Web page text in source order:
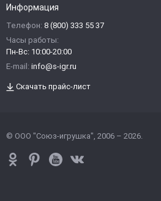
Информация
Телефон: 8 (800) 333 55 37
Часы работы:
Пн-Вс: 10:00-20:00
E-mail: info@s-igr.ru
Скачать прайс-лист
© ООО "Союз-игрушка", 2006 – 2026.